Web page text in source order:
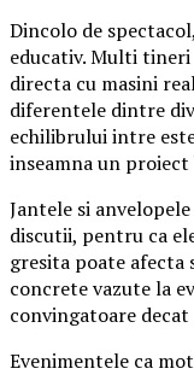
Dincolo de
educativ. Multi
directa cu masini
diferentele dintre
echilibrului intre
inseamna un
Jantele si
discutii, pentru ca
gresita poate
concrete vazute la
convingatoare
Evenimentele ca